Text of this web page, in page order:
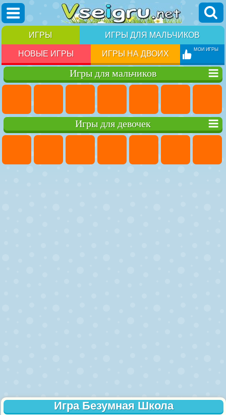
ИГРЫ ИГРЫ ДЛЯ МАЛЬЧИКОВ
НОВЫЕ ИГРЫ ИГРЫ НА ДВОИХ МОИ ИГРЫ
Игры для мальчиков
Игры для девочек
Игра Безумная Школа